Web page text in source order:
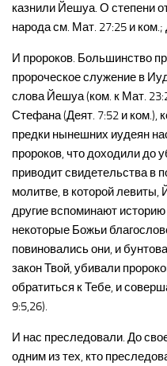
казнили Йешуа. О степени
народа см. Мат. 27:25 и ком.;
И пророков. Большинство
пророческое служение в
слова Йешуа (ком. к Мат.
Стефана (Деят. 7:52 и ком.),
предки нынешних иудеян
пророков, что доходили до
приводит свидетельства в
молитве, в которой
другие вспоминают историю
некоторые Божьи
повиновались они, и
закон Твой, убивали
обратиться к Тебе, и
9:5,26).
И нас преследовали. До
одним из тех, кто